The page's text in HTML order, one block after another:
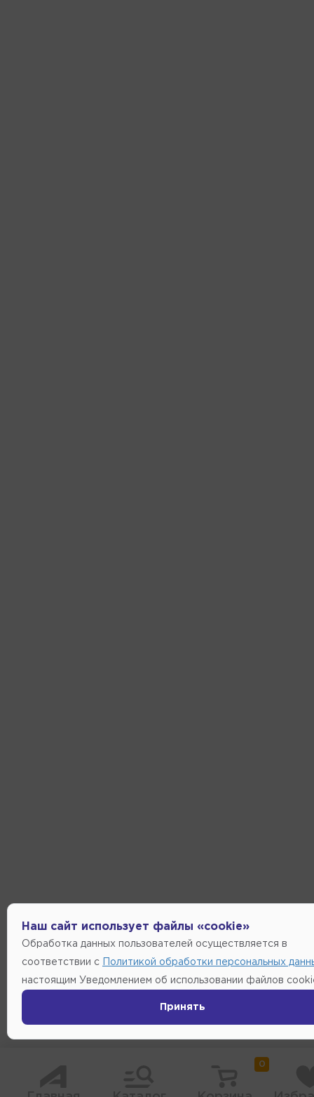
0
Наш сайт использует файлы «cookie»
Обработка данных пользователей осуществляется в
соответствии с Политикой обработки персональных
настоящим Уведомлением об использовании файлов
Принять